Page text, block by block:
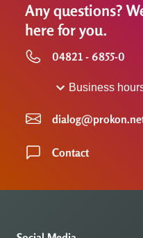
Any questions?
here for you.
04821 - 6855-0
Business
Contact